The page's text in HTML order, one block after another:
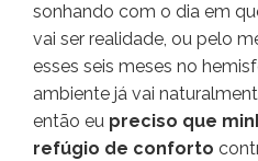
sonhando com o dia em
vai ser realidade, ou pelo
esses seis meses no
ambiente já vai
então eu preciso que
refúgio de conforto